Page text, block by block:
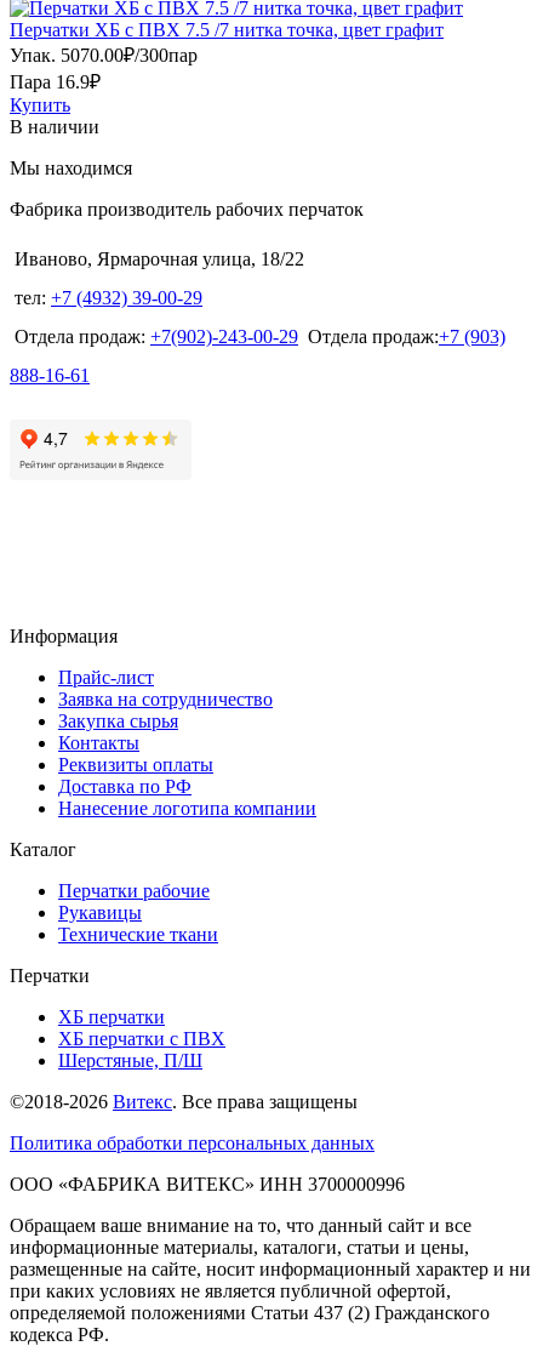
Перчатки ХБ с ПВХ 7.5 /7 нитка точка, цвет графит
Упак. 5070.00₽/300пар
Пара 16.9₽
Купить
В наличии
Мы находимся
Фабрика производитель рабочих перчаток
Иваново, Ярмарочная улица, 18/22
тел: +7 (4932) 39-00-29
Отдела продаж: +7(902)-243-00-29 Отдела продаж:+7 (903)
888-16-61
Информация
Прайс-лист
Заявка на сотрудничество
Закупка сырья
Контакты
Реквизиты оплаты
Доставка по РФ
Нанесение логотипа компании
Каталог
Перчатки рабочие
Рукавицы
Технические ткани
Перчатки
ХБ перчатки
ХБ перчатки с ПВХ
Шерстяные, П/Ш
©2018-2026 Витекс. Все права защищены
Политика обработки персональных данных
ОOO «ФАБРИКА ВИТЕКС» ИНН 3700000996
Обращаем ваше внимание на то, что данный сайт и все
информационные материалы, каталоги, статьи и цены,
размещенные на сайте, носит информационный характер и ни
при каких условиях не является публичной офертой,
определяемой положениями Статьи 437 (2) Гражданского
кодекса РФ.